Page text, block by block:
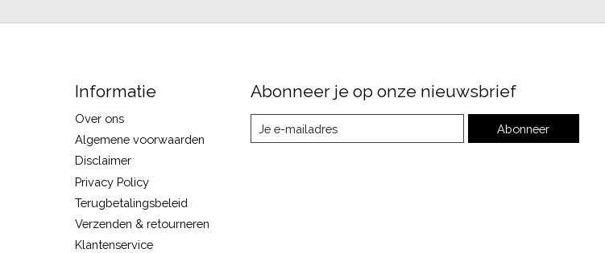
Informatie
Over ons
Algemene voorwaarden
Disclaimer
Privacy Policy
Terugbetalingsbeleid
Verzenden & retourneren
Klantenservice
Abonneer je op onze nieuwsbrief
Abonneer